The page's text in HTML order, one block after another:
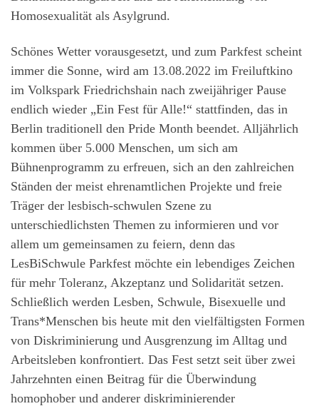
Homosexualität als Asylgrund.
Schönes Wetter vorausgesetzt, und zum Parkfest scheint
immer die Sonne, wird am 13.08.2022 im Freiluftkino
im Volkspark Friedrichshain nach zweijähriger Pause
endlich wieder „Ein Fest für Alle!“ stattfinden, das in
Berlin traditionell den Pride Month beendet. Alljährlich
kommen über 5.000 Menschen, um sich am
Bühnenprogramm zu erfreuen, sich an den zahlreichen
Ständen der meist ehrenamtlichen Projekte und freie
Träger der lesbisch-schwulen Szene zu
unterschiedlichsten Themen zu informieren und vor
allem um gemeinsamen zu feiern, denn das
LesBiSchwule Parkfest möchte ein lebendiges Zeichen
für mehr Toleranz, Akzeptanz und Solidarität setzen.
Schließlich werden Lesben, Schwule, Bisexuelle und
Trans*Menschen bis heute mit den vielfältigsten Formen
von Diskriminierung und Ausgrenzung im Alltag und
Arbeitsleben konfrontiert. Das Fest setzt seit über zwei
Jahrzehnten einen Beitrag für die Überwindung
homophober und anderer diskriminierender